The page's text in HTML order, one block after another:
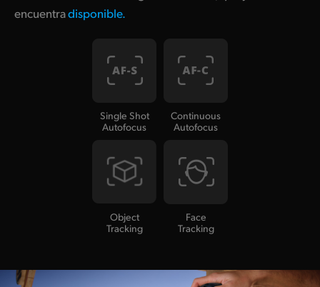
encuentradisponible.
Single Shot
Autofocus
Continuous
Autofocus
Object
Tracking
Face
Tracking